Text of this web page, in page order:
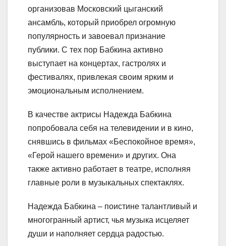
организовав Московский цыганский
ансамбль, который приобрел огромную
популярность и завоевал признание
публики. С тех пор Бабкина активно
выступает на концертах, гастролях и
фестивалях, привлекая своим ярким и
эмоциональным исполнением.
В качестве актрисы Надежда Бабкина
попробовала себя на телевидении и в кино,
снявшись в фильмах «Беспокойное время»,
«Герой нашего времени» и других. Она
также активно работает в театре, исполняя
главные роли в музыкальных спектаклях.
Надежда Бабкина – поистине талантливый и
многогранный артист, чья музыка исцеляет
души и наполняет сердца радостью.